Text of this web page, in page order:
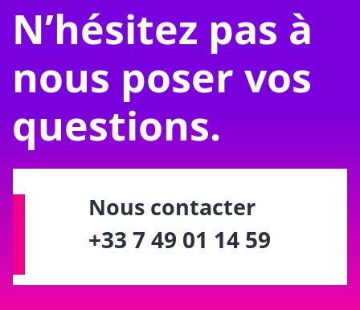
N’hésitez pas à
nous poser vos
questions.
Nous contacter
+33 7 49 01 14 59